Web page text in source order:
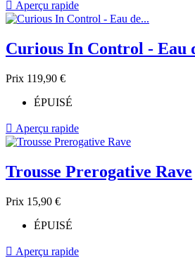
 Aperçu rapide
Curious In Control - Eau
Prix 119,90 €
ÉPUISÉ
 Aperçu rapide
Trousse Prerogative Rave
Prix 15,90 €
ÉPUISÉ
 Aperçu rapide